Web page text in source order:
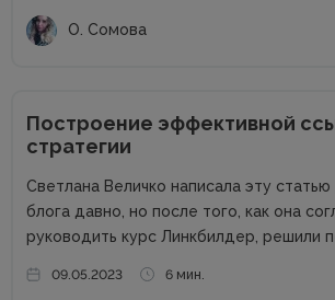
продвижением...
О. Сомова
Построение эффективной
стратегии
Светлана Величко написала эту
блога давно, но после того, как она
руководить курс Линкбилдер, решили
о чем будет идти речь на ее курсе: как
09.05.2023 6 мин.